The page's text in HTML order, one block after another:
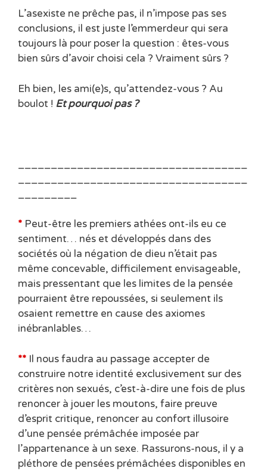
L’asexiste ne prêche pas, il n’impose pas ses
conclusions, il est juste l’emmerdeur qui sera
toujours là pour poser la question : êtes-vous
bien sûrs d’avoir choisi cela ? Vraiment sûrs ?
Eh bien, les ami(e)s, qu’attendez-vous ? Au
boulot ! Et pourquoi pas ?
* Peut-être les premiers athées ont-ils eu ce
sentiment… nés et développés dans des
sociétés où la négation de dieu n’était pas
même concevable, difficilement envisageable,
mais pressentant que les limites de la pensée
pourraient être repoussées, si seulement ils
osaient remettre en cause des axiomes
inébranlables…
** Il nous faudra au passage accepter de
construire notre identité exclusivement sur des
critères non sexués, c’est-à-dire une fois de plus
renoncer à jouer les moutons, faire preuve
d’esprit critique, renoncer au confort illusoire
d’une pensée prémâchée imposée par
l’appartenance à un sexe. Rassurons-nous, il y a
pléthore de pensées prémâchées disponibles en